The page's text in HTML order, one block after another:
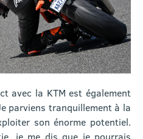
avec la KTM est également
parviens tranquillement à la
son énorme potentiel.
je me dis que je pourrais